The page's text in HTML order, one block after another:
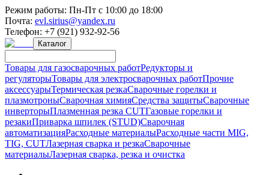
Режим работы: Пн-Пт с 10:00 до 18:00
Почта: evl.sirius@yandex.ru
Телефон: +7 (921) 932-92-56
Каталог
Товары для газосварочных работРедукторы и
регуляторыТовары для электросварочных работПрочие
аксессуарыТермическая резкаСварочные горелки и
плазмотроныСварочная химияСредства защитыСварочные
инверторыПлазменная резка CUTГазовые горелки и
резакиПриварка шпилек (STUD)Сварочная
автоматизацияРасходные материалыРасходные части MIG,
TIG, CUTЛазерная сварка и резкаСварочные
материалыЛазерная сварка, резка и очистка